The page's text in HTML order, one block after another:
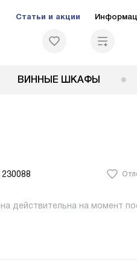
Статьи и акции
ВИННЫЕ ШКАФЫ
230088
действительна на момент